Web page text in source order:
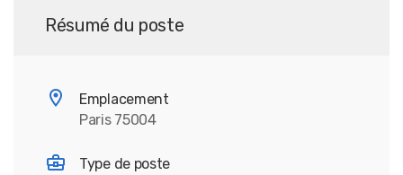
Résumé du poste
Emplacement
Paris 75004
Type de poste